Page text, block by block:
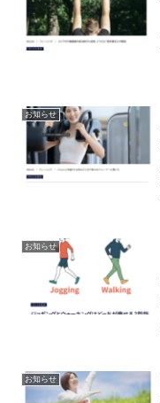
お知らせ
お知らせ
お知らせ